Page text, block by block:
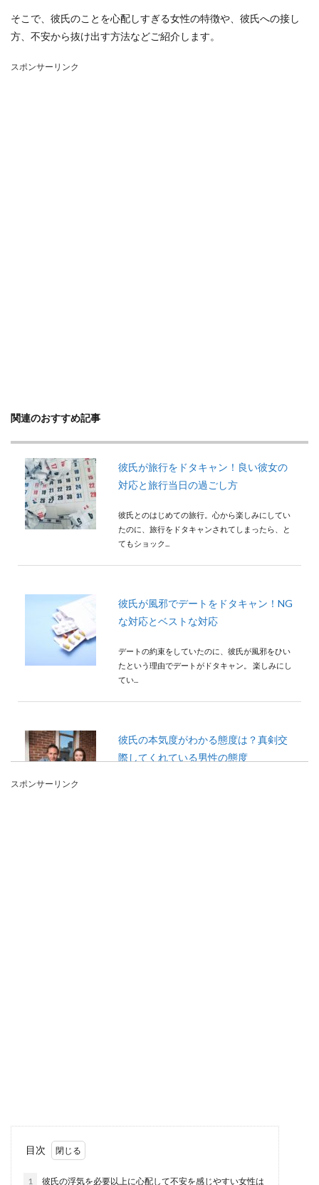
そこで、彼氏のことを心配しすぎる女性の特徴や、彼氏への接し
方、不安から抜け出す方法などご紹介します。
スポンサーリンク
関連のおすすめ記事
彼氏が旅行をドタキャン！良い彼女の
対応と旅行当日の過ごし方
彼氏とのはじめての旅行。心から楽しみにしてい
たのに、旅行をドタキャンされてしまったら、と
てもショック...
彼氏が風邪でデートをドタキャン！NG
な対応とベストな対応
デートの約束をしていたのに、彼氏が風邪をひい
たという理由でデートがドタキャン。 楽しみにし
てい...
彼氏の本気度がわかる態度は？真剣交
際してくれている男性の態度
彼氏に秘密が多い理由と性格の特徴・
スポンサーリンク
目次
1 彼氏の浮気を必要以上に心配して不安を感じやすい女性は